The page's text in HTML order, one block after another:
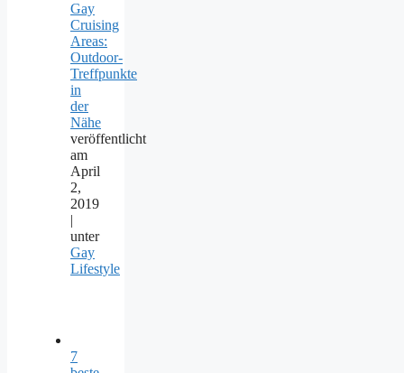
Gay
Cruising
Areas:
Outdoor-
Treffpunkte
in
der
Nähe
veröffentlicht
am
April
2,
2019
|
unter
Gay
Lifestyle
7